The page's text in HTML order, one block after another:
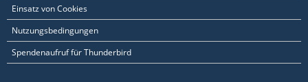
Einsatz von Cookies
Nutzungsbedingungen
Spendenaufruf für Thunderbird